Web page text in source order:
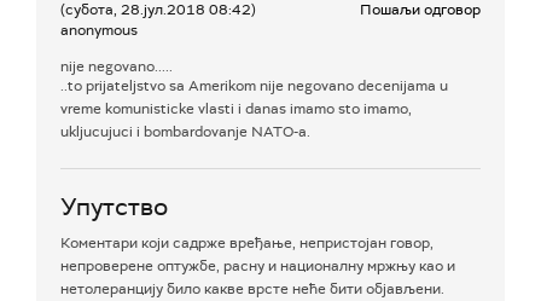
(субота, 28.јул.2018 08:42)
anonymous
Пошаљи одговор
nije negovano.....
..to prijateljstvo sa Amerikom nije negovano decenijama u
vreme komunisticke vlasti i danas imamo sto imamo,
ukljucujuci i bombardovanje NATO-a.
Упутство
Коментари који садрже вређање, непристојан говор,
непроверене оптужбе, расну и националну мржњу као и
нетолеранцију било какве врсте неће бити објављени.